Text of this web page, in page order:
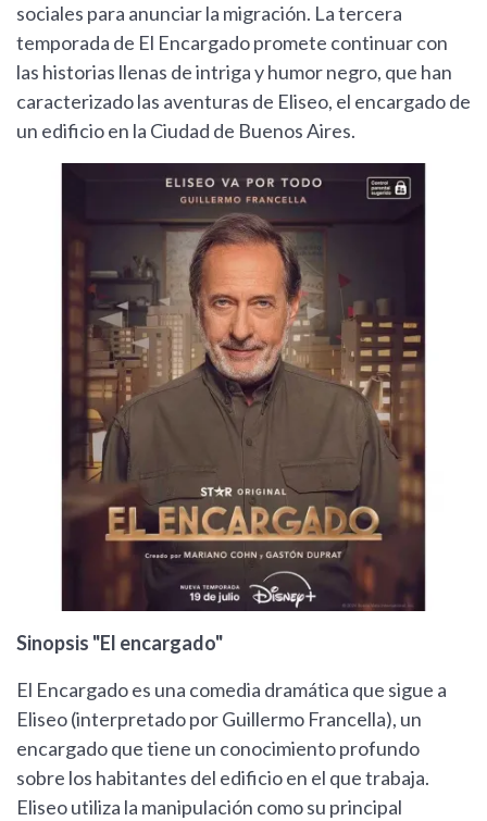
sociales para anunciar la migración. La tercera
temporada de El Encargado promete continuar con
las historias llenas de intriga y humor negro, que han
caracterizado las aventuras de Eliseo, el encargado de
un edificio en la Ciudad de Buenos Aires.
Sinopsis "El encargado"
El Encargado es una comedia dramática que sigue a
Eliseo (interpretado por Guillermo Francella), un
encargado que tiene un conocimiento profundo
sobre los habitantes del edificio en el que trabaja.
Eliseo utiliza la manipulación como su principal